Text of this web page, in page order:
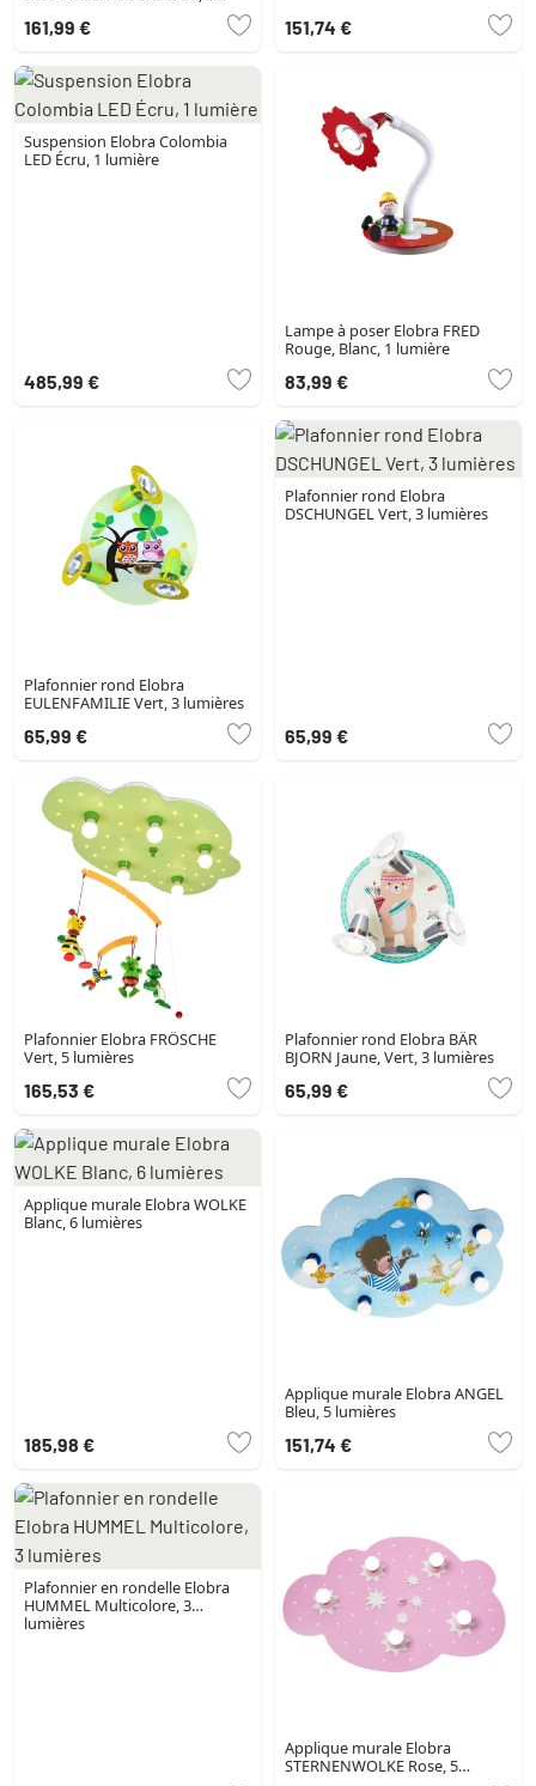
161,99 € 151,74 €
Suspension Elobra Colombia
LED Écru, 1 lumière
485,99 €
Lampe à poser Elobra FRED
Rouge, Blanc, 1 lumière
83,99 €
Plafonnier rond Elobra
EULENFAMILIE Vert, 3 lumières
65,99 €
Plafonnier rond Elobra
DSCHUNGEL Vert, 3 lumières
65,99 €
Plafonnier Elobra FRÖSCHE
Vert, 5 lumières
165,53 €
Plafonnier rond Elobra BÄR
BJORN Jaune, Vert, 3 lumières
65,99 €
Applique murale Elobra WOLKE
Blanc, 6 lumières
185,98 €
Applique murale Elobra ANGEL
Bleu, 5 lumières
151,74 €
Plafonnier en rondelle Elobra
HUMMEL Multicolore, 3
lumières
Applique murale Elobra
STERNENWOLKE Rose, 5